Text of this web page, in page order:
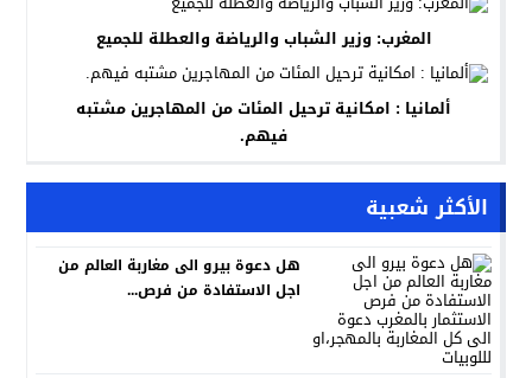
المغرب: وزير الشباب والرياضة والعطلة للجميع
ألمانيا : امكانية ترحيل المئات من المهاجرين مشتبه
فيهم.
الأكثر شعبية
هل دعوة بيرو الى مغاربة العالم من
اجل الاستفادة من فرص...